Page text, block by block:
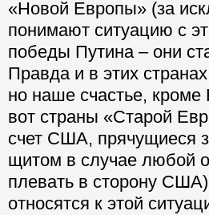
«Новой Европы» (за
понимают ситуацию с
победы Путина – они
Правда и в этих
но наше счастье, кроме
вот страны «Старой
счет США, прячущиеся
щитом в случае любой
плевать в сторону
относятся к этой